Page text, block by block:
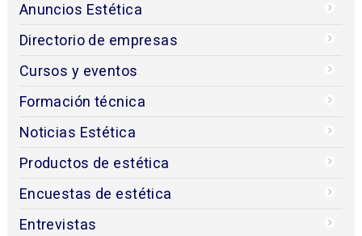
Anuncios Estética
Directorio de empresas
Cursos y eventos
Formación técnica
Noticias Estética
Productos de estética
Encuestas de estética
Entrevistas